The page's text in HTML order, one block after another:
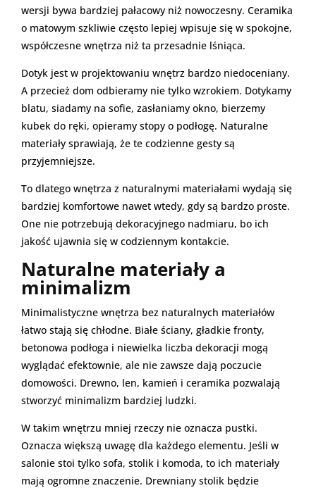
wersji bywa bardziej pałacowy niż nowoczesny. Ceramika
o matowym szkliwie często lepiej wpisuje się w spokojne,
współczesne wnętrza niż ta przesadnie lśniąca.
Dotyk jest w projektowaniu wnętrz bardzo niedoceniany.
A przecież dom odbieramy nie tylko wzrokiem. Dotykamy
blatu, siadamy na sofie, zasłaniamy okno, bierzemy
kubek do ręki, opieramy stopy o podłogę. Naturalne
materiały sprawiają, że te codzienne gesty są
przyjemniejsze.
To dlatego wnętrza z naturalnymi materiałami wydają się
bardziej komfortowe nawet wtedy, gdy są bardzo proste.
One nie potrzebują dekoracyjnego nadmiaru, bo ich
jakość ujawnia się w codziennym kontakcie.
Naturalne materiały a
minimalizm
Minimalistyczne wnętrza bez naturalnych materiałów
łatwo stają się chłodne. Białe ściany, gładkie fronty,
betonowa podłoga i niewielka liczba dekoracji mogą
wyglądać efektownie, ale nie zawsze dają poczucie
domowości. Drewno, len, kamień i ceramika pozwalają
stworzyć minimalizm bardziej ludzki.
W takim wnętrzu mniej rzeczy nie oznacza pustki.
Oznacza większą uwagę dla każdego elementu. Jeśli w
salonie stoi tylko sofa, stolik i komoda, to ich materiały
mają ogromne znaczenie. Drewniany stolik będzie